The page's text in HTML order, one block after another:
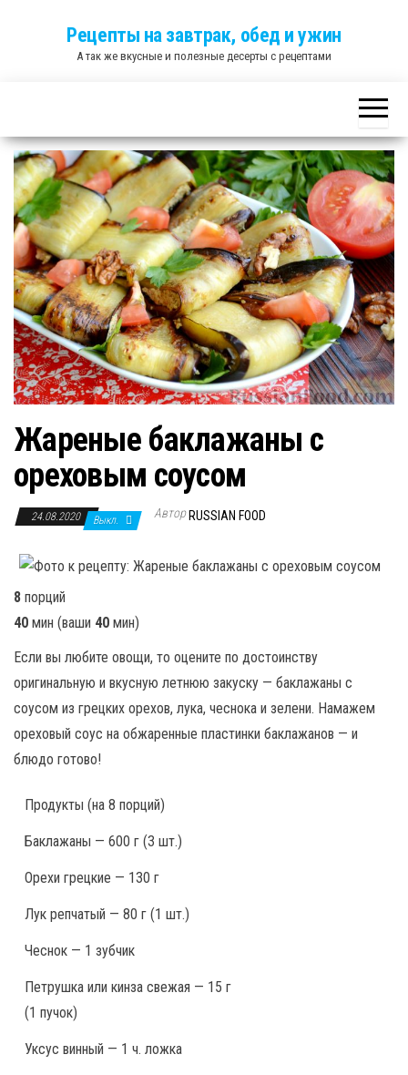
Рецепты на завтрак, обед и ужин
А так же вкусные и полезные десерты с рецептами
Жареные баклажаны с
ореховым соусом
24.08.2020 Выкл. Автор RUSSIAN FOOD
8 порций
40 мин (ваши 40 мин)
Если вы любите овощи, то оцените по достоинству
оригинальную и вкусную летнюю закуску — баклажаны с
соусом из грецких орехов, лука, чеснока и зелени. Намажем
ореховый соус на обжаренные пластинки баклажанов — и
блюдо готово!
Продукты (на 8 порций)
Баклажаны — 600 г (3 шт.)
Орехи грецкие — 130 г
Лук репчатый — 80 г (1 шт.)
Чеснок — 1 зубчик
Петрушка или кинза свежая — 15 г
(1 пучок)
Уксус винный — 1 ч. ложка